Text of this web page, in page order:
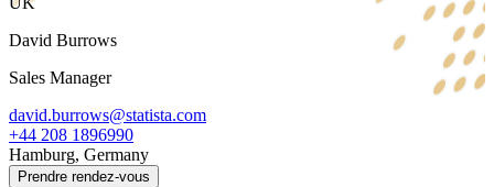
David Burrows
Sales Manager
david.burrows@statista.com
+44 208 1896990
Hamburg, Germany
Prendre rendez-vous